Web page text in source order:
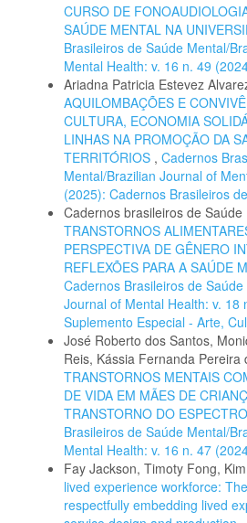
CURSO DE
SAÚDE MENTAL NA
Brasileiros de Saúde Mental/
Mental Health: v. 16 n. 49
Ariadna Patricia Estevez
AQUILOMBAÇÕES E
CULTURA, ECONOMIA
LINHAS NA PROMOÇÃO DA
TERRITÓRIOS , Cadernos
Mental/Brazilian Journal of
(2025): Cadernos Brasileiros
Cadernos brasileiros de Saúde
TRANSTORNOS
PERSPECTIVA DE GÊNERO
REFLEXÕES PARA A SAÚDE
Cadernos Brasileiros de
Journal of Mental Health: v. 18
Suplemento Especial - Arte,
José Roberto dos Santos,
Reis, Kássia Fernanda Pereira
TRANSTORNOS MENTAIS
DE VIDA EM MÃES DE
TRANSTORNO DO
Brasileiros de Saúde Mental/
Mental Health: v. 16 n. 47
Fay Jackson, Timoty Fong,
lived experience workforce:
respectfully embedding lived